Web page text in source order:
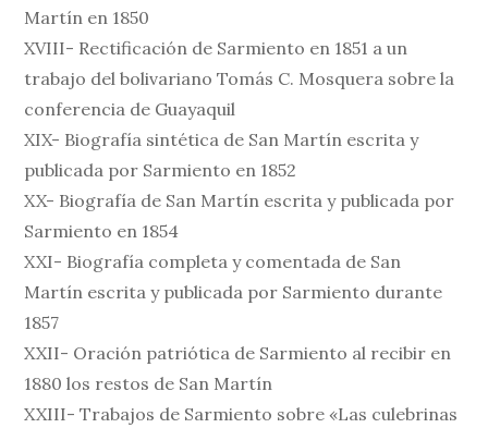
Martín en 1850
XVIII- Rectificación de Sarmiento en 1851 a un
trabajo del bolivariano Tomás C. Mosquera sobre la
conferencia de Guayaquil
XIX- Biografía sintética de San Martín escrita y
publicada por Sarmiento en 1852
XX- Biografía de San Martín escrita y publicada por
Sarmiento en 1854
XXI- Biografía completa y comentada de San
Martín escrita y publicada por Sarmiento durante
1857
XXII- Oración patriótica de Sarmiento al recibir en
1880 los restos de San Martín
XXIII- Trabajos de Sarmiento sobre «Las culebrinas